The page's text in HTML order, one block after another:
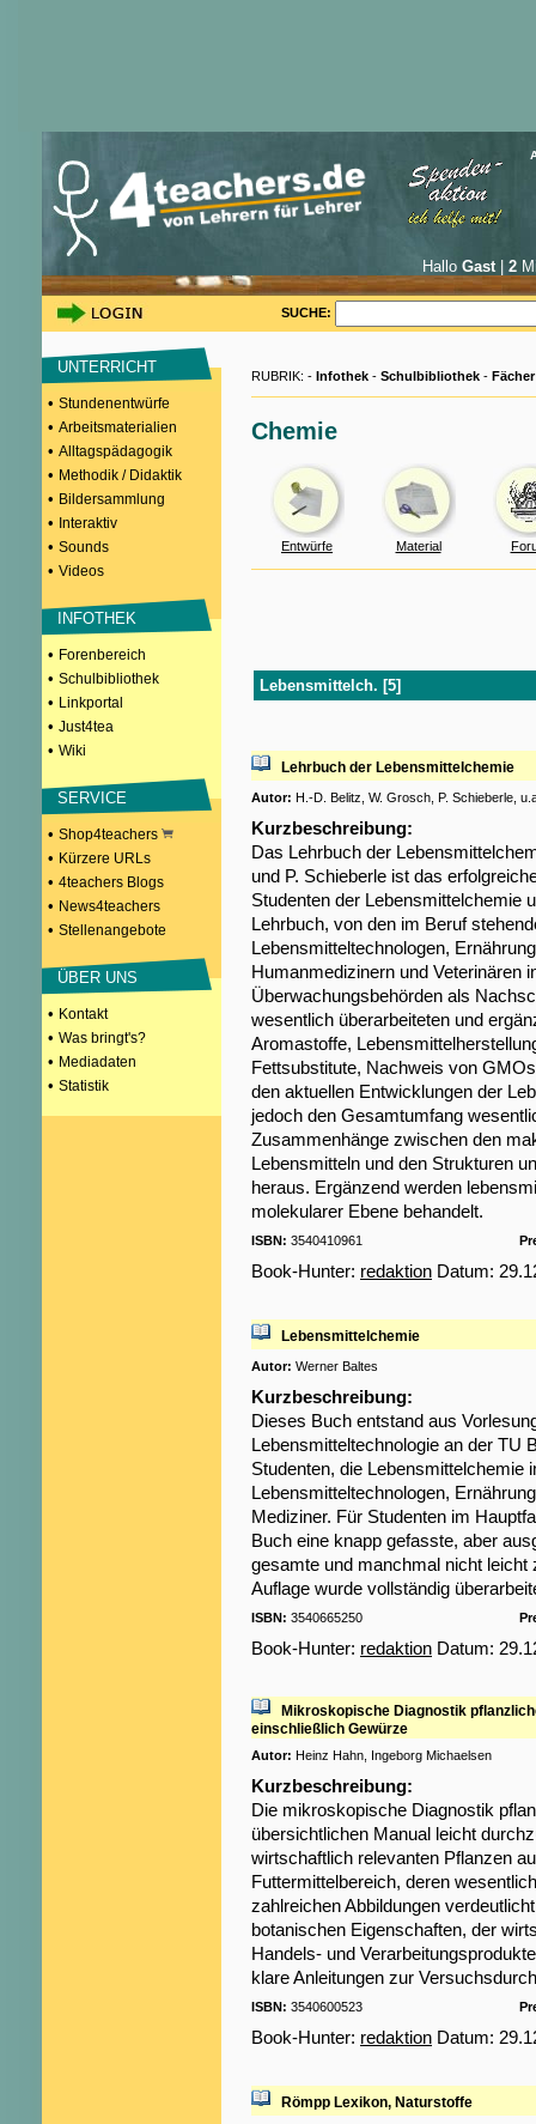
Hallo Gast| 2
SUCHE:
UNTERRICHT
• Stundenentwürfe
• Arbeitsmaterialien
• Alltagspädagogik
• Methodik / Didaktik
• Bildersammlung
• Interaktiv
• Sounds
• Videos
INFOTHEK
• Forenbereich
• Schulbibliothek
• Linkportal
• Just4tea
• Wiki
SERVICE
• Shop4teachers
• Kürzere URLs
• 4teachers Blogs
• News4teachers
• Stellenangebote
ÜBER UNS
• Kontakt
• Was bringt's?
• Mediadaten
• Statistik
RUBRIK: - Infothek - Schulbibliothek - Fächer
Chemie
Entwürfe Material
Lebensmittelch. [5]
Lehrbuch der Lebensmittelchemie
Autor: H.-D. Belitz, W. Grosch, P. Schieberle,
Kurzbeschreibung:
Das Lehrbuch der
und P. Schieberle ist das
Studenten der Lebensmittelchemie
Lehrbuch, von den im Beruf
Lebensmitteltechnologen,
Humanmedizinern und Veterinären
Überwachungsbehörden als
wesentlich überarbeiteten und
Aromastoffe,
Fettsubstitute, Nachweis von
den aktuellen Entwicklungen der
jedoch den Gesamtumfang
Zusammenhänge zwischen den
Lebensmitteln und den Strukturen
heraus. Ergänzend werden
molekularer Ebene behandelt.
ISBN: 3540410961
Book-Hunter: redaktion Datum:
Lebensmittelchemie
Autor: Werner Baltes
Kurzbeschreibung:
Dieses Buch entstand aus
Lebensmitteltechnologie an der TU
Studenten, die Lebensmittelchemie
Lebensmitteltechnologen,
Mediziner. Für Studenten im
Buch eine knapp gefasste, aber
gesamte und manchmal nicht
Auflage wurde vollständig
ISBN: 3540665250
Book-Hunter: redaktion Datum:
Mikroskopische Diagnostik
einschließlich Gewürze
Autor: Heinz Hahn, Ingeborg Michaelsen
Kurzbeschreibung:
Die mikroskopische Diagnostik
übersichtlichen Manual leicht
wirtschaftlich relevanten Pflanzen
Futtermittelbereich, deren
zahlreichen Abbildungen
botanischen Eigenschaften, der
Handels- und
klare Anleitungen zur
ISBN: 3540600523
Book-Hunter: redaktion Datum:
Römpp Lexikon, Naturstoffe